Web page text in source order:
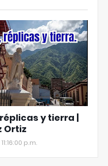
y tierra |
Ortiz
p.m.